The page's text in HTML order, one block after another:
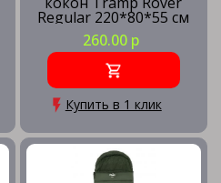
Regular 220*80*55 см
(-25°C)
260.00 р
Купить в 1 клик